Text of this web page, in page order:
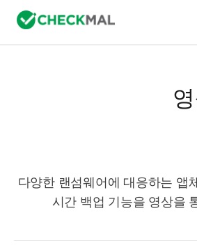
다양한 랜섬웨어에 대응하는 앱
시간 백업 기능을 영상을